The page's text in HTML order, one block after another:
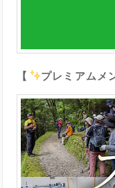
【 プレミアムメ